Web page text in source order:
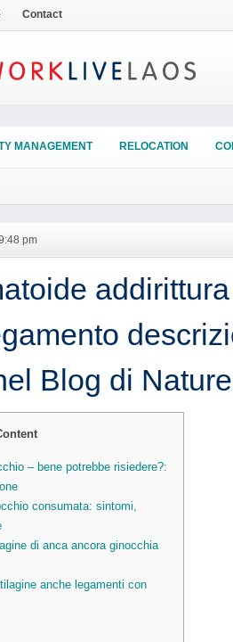
Contact
MANAGEMENT RELOCATION
pm
Blog di
– bene potrebbe risiedere?:
consumata: sintomi,
di anca ancora ginocchia
anche legamenti con